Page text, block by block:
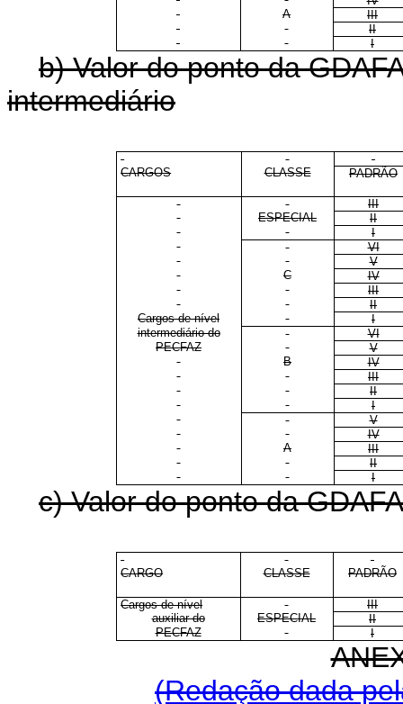
A
III
II
I
b) Valor do ponto da
intermediário
CARGOS CLASSE PADRÃO
III
ESPECIAL
II
I
VI
V
C
IV
III
II
Cargos de nível
I
intermediário do
VI
PECFAZ
V
B
IV
III
II
I
V
IV
A
III
II
I
c) Valor do ponto da
CARGO CLASSE PADRÃO
Cargos de nível
III
auxiliar do
ESPECIAL
II
PECFAZ
I
(Redação dada